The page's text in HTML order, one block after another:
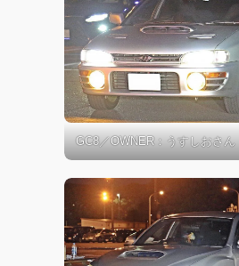
GC8／OWNER：うすしおさん